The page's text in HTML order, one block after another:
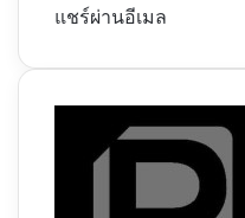
แชร์ผ่านอีเมล